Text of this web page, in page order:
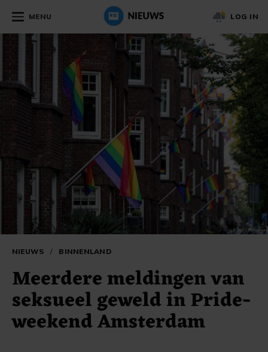
MENU LOG IN
NIEUWS / BINNENLAND
Meerdere meldingen van
seksueel geweld in Pride-
weekend Amsterdam